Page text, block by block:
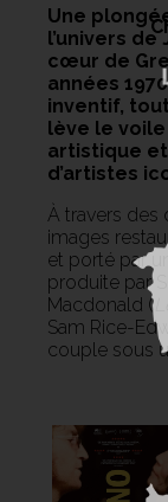
Une
l’univers de
cœur de
années
inventif,
lève le voile
artistique
d’artistes
À travers des
images
et porté par
produite par
Macdonald (
Sam Rice-
couple sous